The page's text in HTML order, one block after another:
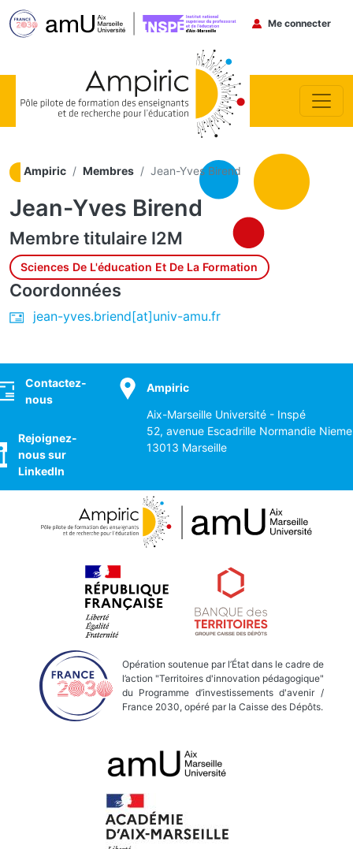
Menu du
Me connecter
Ampiric Membres Jean-Yves Birend
Jean-Yves Birend
Membre titulaire I2M
Sciences De L'éducation Et De La Formation
Coordonnées
jean-yves.briend[at]univ-amu.fr
Contactez-
nous
Rejoignez-
nous sur
LinkedIn
Ampiric
Aix-Marseille Université - Inspé
52, avenue Escadrille Normandie
13013 Marseille
Opération soutenue par l’État dans le cadre de
l’action "Territoires d'innovation pédagogique"
du Programme d’investissements d'avenir /
France 2030, opéré par la Caisse des Dépôts.